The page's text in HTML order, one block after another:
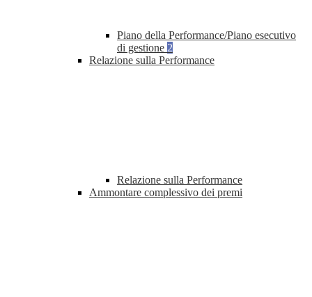
Piano della Performance/Piano esecutivo
di gestione 2
Relazione sulla Performance
Relazione sulla Performance
Ammontare complessivo dei premi